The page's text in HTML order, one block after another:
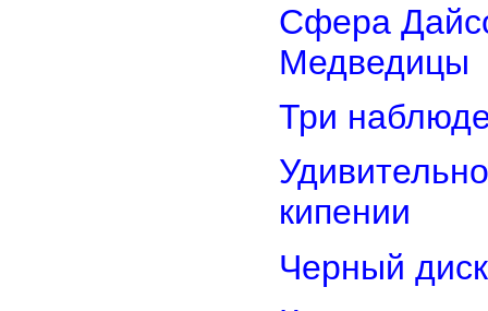
Сфера
Медведицы
Три
кипении
Черный